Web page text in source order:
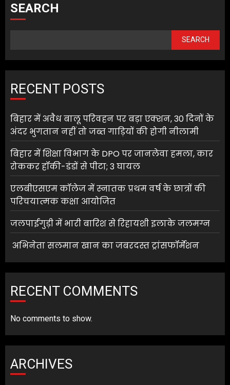
SEARCH
SEARCH
RECENT POSTS
बिहार में अवैध बालू परिवहन पर बड़ा एक्शन, 30 दिनों के
अंदर भुगतान नहीं तो जब्त गाड़ियों की होगी नीलामी
बिहार में शिक्षा विभाग के DPO पर जानलेवा हमला, कार
रोककर हॉकी-डंडों से पीटा; 3 घायल
एलबीएसएम कॉलेज में स्नातक प्रथम वर्ष के छात्रों की
परिचयात्मक कक्षा आयोजित
जलपाईगुड़ी में भारी बारिश से रिहायशी इलाके जलमग्न
अभिनेता सलमान खान का जबरदस्त ट्रांसफॉर्मेशन
RECENT COMMENTS
No comments to show.
ARCHIVES